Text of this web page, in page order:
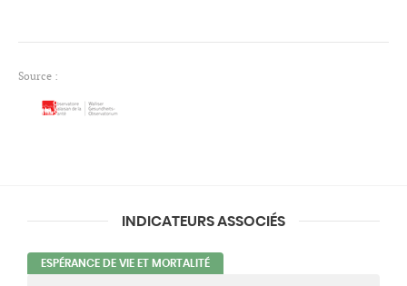
Source :
INDICATEURS ASSOCIÉS
ESPÉRANCE DE VIE ET MORTALITÉ